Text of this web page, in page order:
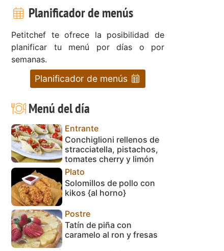
Planificador de menús
Petitchef te ofrece la posibilidad de
planificar tu menú por días o por
semanas.
Planificador de menús
Menú del día
Entrante
Conchiglioni rellenos de
stracciatella, pistachos,
tomates cherry y limón
Plato
Solomillos de pollo con
kikos {al horno}
Postre
Tatín de piña con
caramelo al ron y fresas